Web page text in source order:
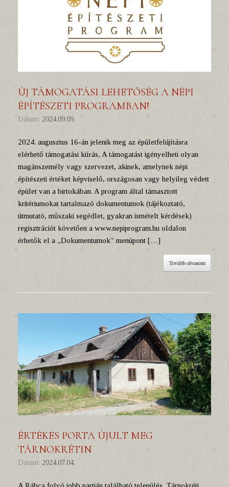
ÚJ TÁMOGATÁSI LEHETŐSÉG A NÉPI
ÉPÍTÉSZETI PROGRAMBAN!
Dátum: 2024.09.09.
2024. augusztus 16-án jelenik meg az épületfelújításra
elérhető támogatási kiírás, A támogatást igényelheti olyan
magánszemély vagy szervezet, akinek, amelynek népi
építészeti értéket képviselő, országosan vagy helyileg védett
épület van a birtokában. A program által támasztott
kritériumokat tartalmazó dokumentumok (tájékoztató,
útmutató, műszaki segédlet, gyakran ismételt kérdések)
regisztrációt követően a www.nepiprogram.hu oldalon
érhetők el a „Dokumentumok” menüpont […]
Tovább olvasom
ÉRTÉKES PORTA ÚJULT MEG
TÁRNOKRÉTIN
Dátum: 2024.07.04.